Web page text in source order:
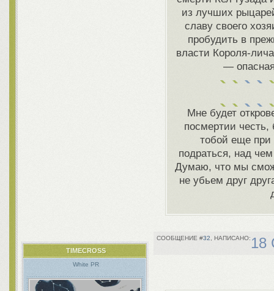
из лучших
славу своего
пробудить в
власти Короля-
—
Мне будет
посмертии
тобой еще при
подраться, над
Думаю, что мы
не убьем друг
32 18
TIMECROSS
White PR